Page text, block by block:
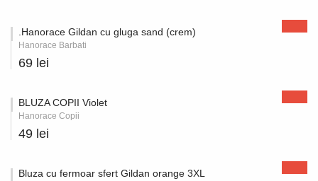
.Hanorace Gildan cu gluga sand (crem)
Hanorace Barbati
69 lei
BLUZA COPII Violet
Hanorace Copii
49 lei
Bluza cu fermoar sfert Gildan orange 3XL